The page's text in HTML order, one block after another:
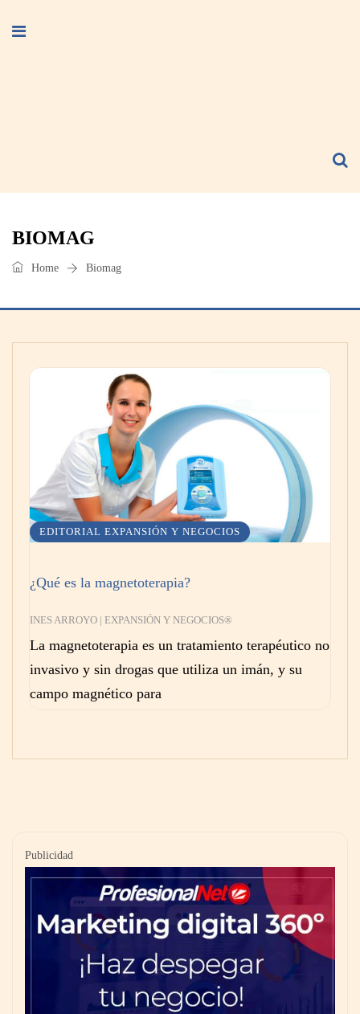
BIOMAG
Home Biomag
EDITORIAL EXPANSIÓN Y NEGOCIOS
¿Qué es la magnetoterapia?
INES ARROYO | EXPANSIÓN Y NEGOCIOS®
La magnetoterapia es un tratamiento terapéutico no
invasivo y sin drogas que utiliza un imán, y su
campo magnético para
Publicidad